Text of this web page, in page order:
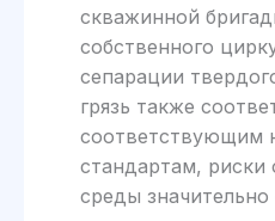
скважинной
собственного
сепарации
грязь также
соответствующим
стандартам,
среды